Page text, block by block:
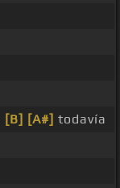
[B] [A#] todavía